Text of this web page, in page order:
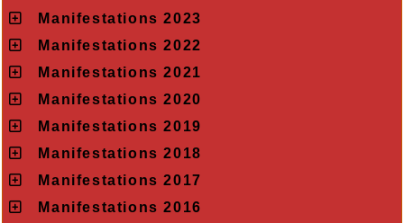
Manifestations 2023
Manifestations 2022
Manifestations 2021
Manifestations 2020
Manifestations 2019
Manifestations 2018
Manifestations 2017
Manifestations 2016